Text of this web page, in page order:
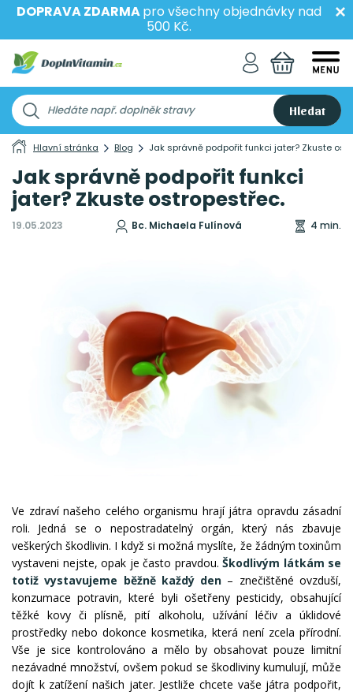
DOPRAVA ZDARMApro všechny objednávky nad
500 Kč.
Hledat
Hlavní stránka Blog Jak správně podpořit funkci jater? Zkuste
Jak správně podpořit funkci
jater? Zkuste ostropestřec.
19.05.2023 Bc. Michaela Fulínová 4 min.
Ve zdraví našeho celého organismu hrají játra opravdu zásadní
roli. Jedná se o nepostradatelný orgán, který nás zbavuje
veškerých škodlivin. I když si možná myslíte, že žádným toxinům
vystaveni nejste, opak je často pravdou. Škodlivým látkám se
totiž vystavujeme běžně každý den – znečištěné ovzduší,
konzumace potravin, které byli ošetřeny pesticidy, obsahující
těžké kovy či plísně, pití alkoholu, užívání léčiv a úklidové
prostředky nebo dokonce kosmetika, která není zcela přírodní.
Vše je sice kontrolováno a mělo by obsahovat pouze limitní
nezávadné množství, ovšem pokud se škodliviny kumulují, může
dojít k zatížení našich jater. Jestliže chcete vaše játra podpořit,